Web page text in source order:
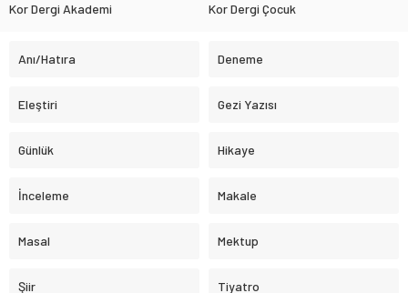
Kor Dergi Akademi Kor Dergi Çocuk
Anı/Hatıra Deneme
Eleştiri Gezi Yazısı
Günlük Hikaye
İnceleme Makale
Masal Mektup
Şiir Tiyatro